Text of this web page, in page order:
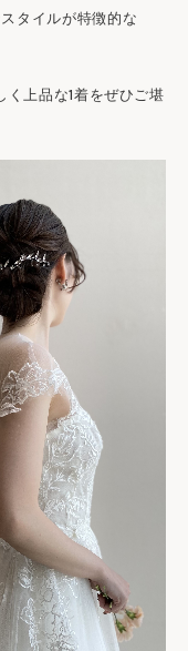
タイルが特徴的な
上品な1着をぜひご堪